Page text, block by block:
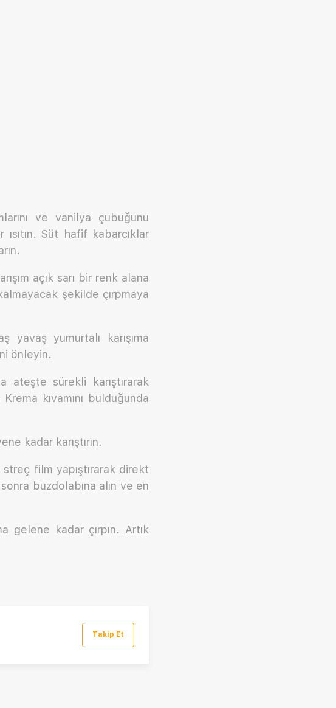
ve vanilya çubuğunu
Süt hafif kabarcıklar
açık sarı bir renk alana
şekilde çırpmaya
yavaş yumurtalı karışıma
önleyin.
ateşte sürekli karıştırarak
kıvamını bulduğunda
kadar karıştırın.
streç film yapıştırarak direkt
buzdolabına alın ve en
gelene kadar çırpın. Artık
Takip Et